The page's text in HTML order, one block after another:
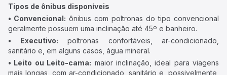
Tipos de ônibus disponíveis
• Convencional: ônibus com poltronas do tipo convencional
geralmente possuem uma inclinação até 45º e banheiro.
• Executivo: poltronas confortáveis, ar-condicionado,
sanitário e, em alguns casos, água mineral.
• Leito ou Leito-cama: maior inclinação, ideal para viagens
mais longas, com ar-condicionado, sanitário e, possivelmente,